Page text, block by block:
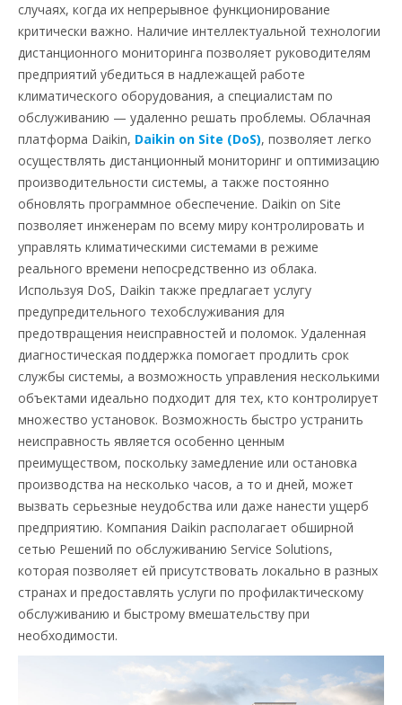
случаях, когда их непрерывное функционирование
критически важно. Наличие интеллектуальной технологии
дистанционного мониторинга позволяет руководителям
предприятий убедиться в надлежащей работе
климатического оборудования, а специалистам по
обслуживанию — удаленно решать проблемы. Облачная
платформа Daikin, Daikin on Site (DoS), позволяет легко
осуществлять дистанционный мониторинг и оптимизацию
производительности системы, а также постоянно
обновлять программное обеспечение. Daikin on Site
позволяет инженерам по всему миру контролировать и
управлять климатическими системами в режиме
реального времени непосредственно из облака.
Используя DoS, Daikin также предлагает услугу
предупредительного техобслуживания для
предотвращения неисправностей и поломок. Удаленная
диагностическая поддержка помогает продлить срок
службы системы, а возможность управления несколькими
объектами идеально подходит для тех, кто контролирует
множество установок. Возможность быстро устранить
неисправность является особенно ценным
преимуществом, поскольку замедление или остановка
производства на несколько часов, а то и дней, может
вызвать серьезные неудобства или даже нанести ущерб
предприятию. Компания Daikin располагает обширной
сетью Решений по обслуживанию Service Solutions,
которая позволяет ей присутствовать локально в разных
странах и предоставлять услуги по профилактическому
обслуживанию и быстрому вмешательству при
необходимости.